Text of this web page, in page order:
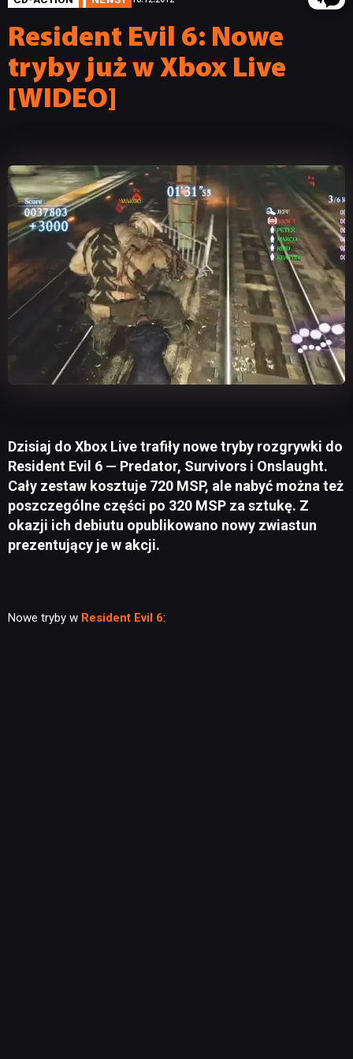
Resident Evil 6: Nowe
tryby już w Xbox Live
[WIDEO]
Dzisiaj do Xbox Live trafiły nowe tryby rozgrywki do
Resident Evil 6 — Predator, Survivors i Onslaught.
Cały zestaw kosztuje 720 MSP, ale nabyć można też
poszczególne części po 320 MSP za sztukę. Z
okazji ich debiutu opublikowano nowy zwiastun
prezentujący je w akcji.
Nowe tryby w Resident Evil 6: